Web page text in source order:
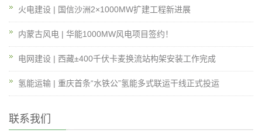
火电建设 | 国信沙洲2×1000MW扩建工程新进展
内蒙古风电 | 华能1000MW风电项目签约！
电网建设 | 西藏±400千伏卡麦换流站构架安装工作完成
氢能运输 | 重庆首条“水铁公”氢能多式联运干线正式投运
联系我们